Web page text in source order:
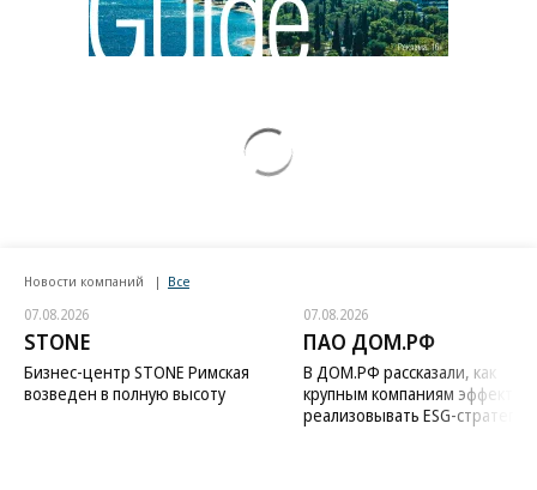
Новости компаний Все
07.08.2026
STONE
Бизнес-центр STONE Римская
возведен в полную высоту
07.08.2026
ПАО ДОМ.РФ
В ДОМ.РФ рассказали, как
крупным компаниям
реализовывать ESG-стратегию